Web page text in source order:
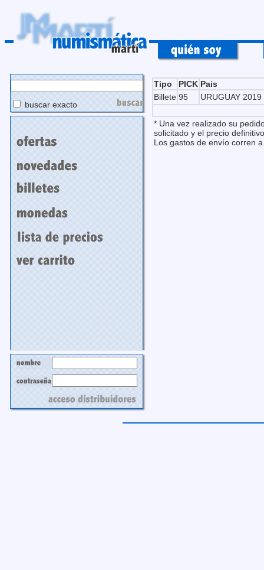
buscar exacto
Tipo PICK Pais
Billete 95 URUGUAY 2019
* Una vez realizado su
solicitado y el precio
Los gastos de envío corren